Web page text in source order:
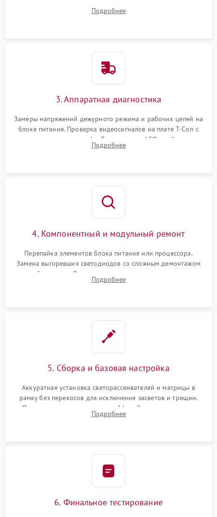
Проверка надежности фиксации и целостности шлейфов.
Подробнее
3. Аппаратная диагностика
Замеры напряжений дежурного режима и рабочих цепей на
блоке питания. Проверка видеосигналов на плате T-Con с
помощью осциллографа. Тестирование LED-драйвера и
светодиодных планок подсветки мультиметром.
Подробнее
4. Компонентный и модульный ремонт
Перепайка элементов блока питания или процессора.
Замена выгоревших светодиодов со сложным демонтажом
хрупкой матрицы. Восстановление поврежденных дорожек,
прошивка микросхем памяти EEPROM
Подробнее
5. Сборка и базовая настройка
Аккуратная установка светорассеивателей и матрицы в
рамку без перекосов для исключения засветов и трещин.
Подключение внутренних шлейфов. Закрытие корпуса.
Сброс настроек и обновление программного обеспечения.
Подробнее
6. Финальное тестирование